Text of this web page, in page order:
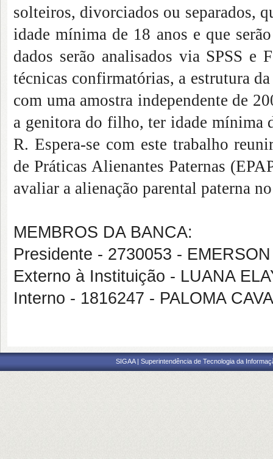
solteiros, divorciados ou separados,
idade mínima de 18 anos e que
dados serão analisados via SPSS
técnicas confirmatórias, a estrutura
com uma amostra independente de
a genitora do filho, ter idade mínima
R. Espera-se com este trabalho
de Práticas Alienantes Paternas
avaliar a alienação parental paterna
MEMBROS DA BANCA:
Presidente - 2730053 -
Externo à Instituição - LUANA
Interno - 1816247 - PALOMA
SIGAA | Superintendência de Tecnologia da